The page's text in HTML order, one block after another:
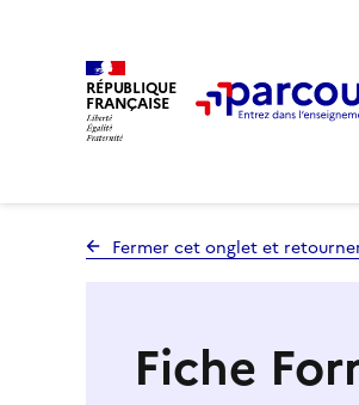
RÉPUBLIQUE
FRANÇAISE
Fermer cet onglet et
Fiche